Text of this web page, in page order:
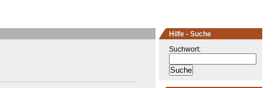
Hilfe - Suche
Suchwort: